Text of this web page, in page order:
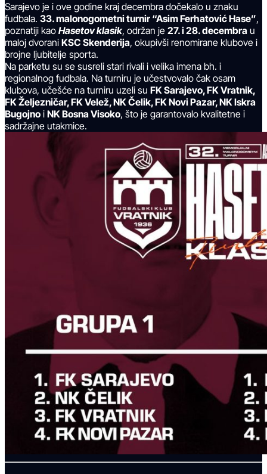
Sarajevo je i ove godine kraj decembra dočekalo u znaku
fudbala. 33. malonogometni turnir “Asim Ferhatović Hase”,
poznatiji kao Hasetov klasik, održan je 27. i 28. decembra u
maloj dvorani KSC Skenderija, okupivši renomirane klubove i
brojne ljubitelje sporta.
Na parketu su se susreli stari rivali i velika imena bh. i
regionalnog fudbala. Na turniru je učestvovalo čak osam
klubova, učešće na turniru uzeli su FK Sarajevo, FK Vratnik,
FK Željezničar, FK Velež, NK Čelik, FK Novi Pazar, NK Iskra
Bugojno i NK Bosna Visoko, što je garantovalo kvalitetne i
sadržajne utakmice.